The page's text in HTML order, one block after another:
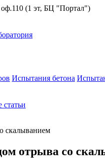
(1 эт, БЦ "Портал")
Испытания бетона
отрыва со